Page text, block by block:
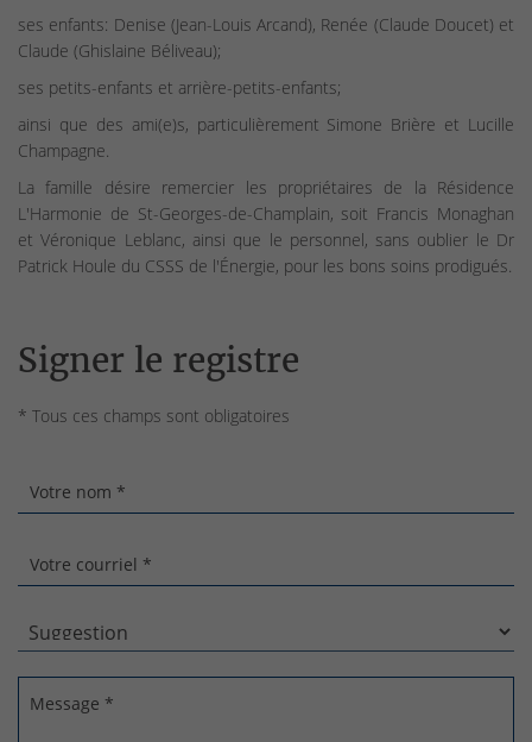
ses enfants: Denise (Jean-Louis Arcand), Renée (Claude Doucet) et
Claude (Ghislaine Béliveau);
ses petits-enfants et arrière-petits-enfants;
ainsi que des ami(e)s, particulièrement Simone Brière et Lucille
Champagne.
La famille désire remercier les propriétaires de la Résidence
L'Harmonie de St-Georges-de-Champlain, soit Francis Monaghan
et Véronique Leblanc, ainsi que le personnel, sans oublier le Dr
Patrick Houle du CSSS de l'Énergie, pour les bons soins prodigués.
Signer le registre
* Tous ces champs sont obligatoires
Votre nom *
Votre courriel *
Message *